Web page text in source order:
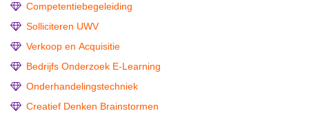
Competentiebegeleiding
Solliciteren UWV
Verkoop en Acquisitie
Bedrijfs Onderzoek E-Learning
Onderhandelingstechniek
Creatief Denken Brainstormen